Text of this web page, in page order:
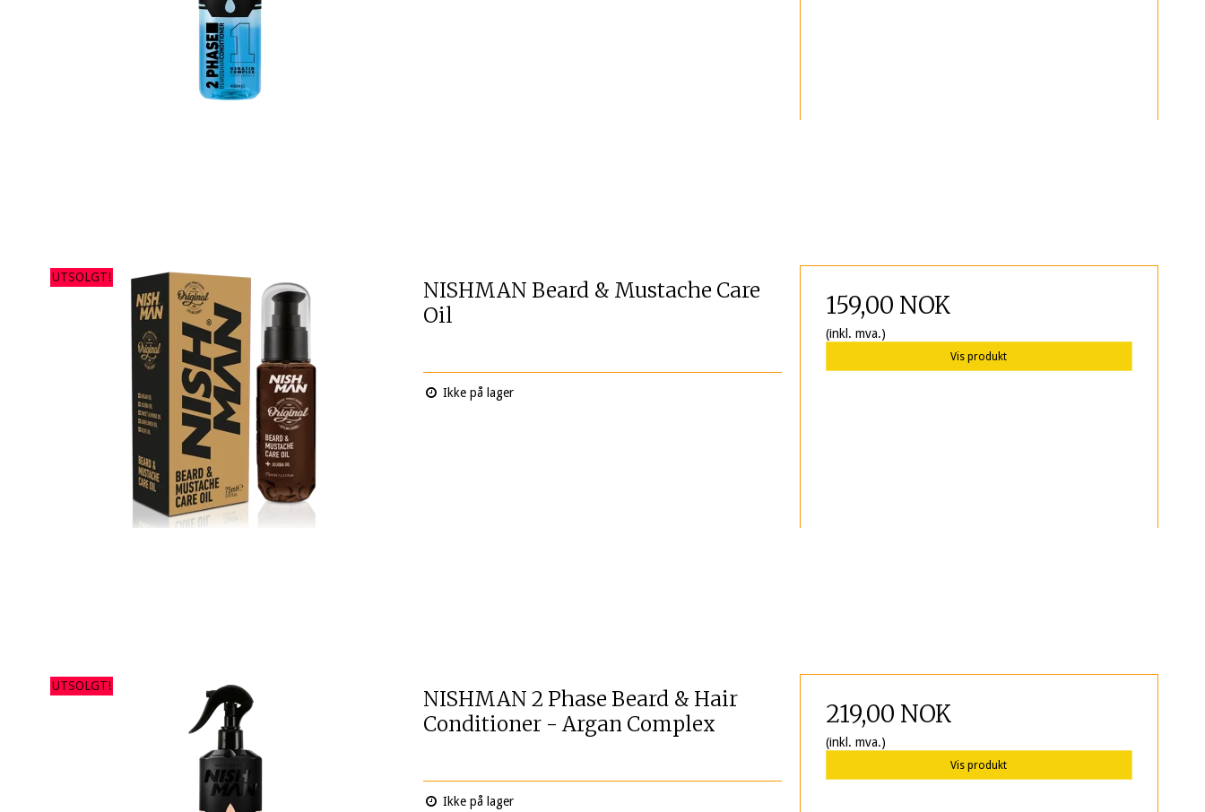
UTSOLGT!
NISHMAN Beard & Mustache Care
Oil
Ikke på lager
159,00 NOK
(inkl. mva.)
Vis produkt
UTSOLGT!
NISHMAN 2 Phase Beard & Hair
Conditioner - Argan Complex
Ikke på lager
219,00 NOK
(inkl. mva.)
Vis produkt